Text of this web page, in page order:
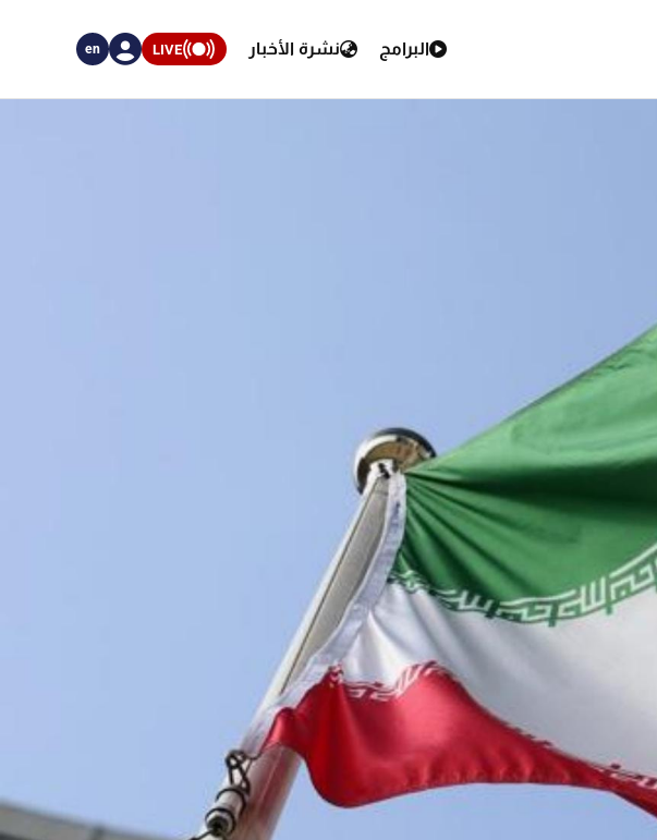
البرامج نشرة الأخبار LIVE
en